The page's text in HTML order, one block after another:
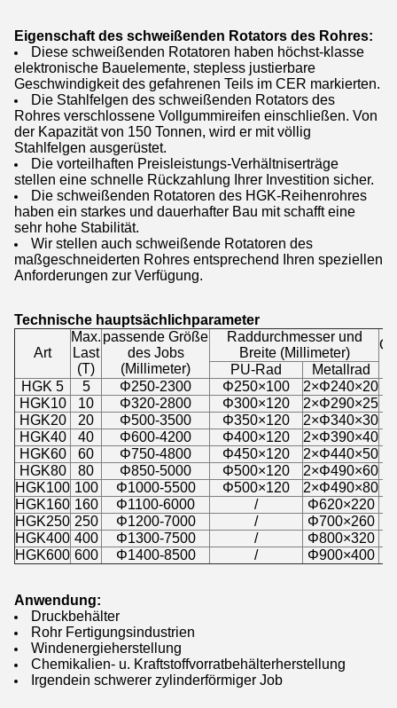
Eigenschaft des schweißenden Rotators des Rohres:
Diese schweißenden Rotatoren haben höchst-klasse
elektronische Bauelemente, stepless justierbare
Geschwindigkeit des gefahrenen Teils im CER markierten.
Die Stahlfelgen des schweißenden Rotators des
Rohres verschlossene Vollgummireifen einschließen. Von
der Kapazität von 150 Tonnen, wird er mit völlig
Stahlfelgen ausgerüstet.
Die vorteilhaften Preisleistungs-Verhältniserträge
stellen eine schnelle Rückzahlung Ihrer Investition sicher.
Die schweißenden Rotatoren des HGK-Reihenrohres
haben ein starkes und dauerhafter Bau mit schafft eine
sehr hohe Stabilität.
Wir stellen auch schweißende Rotatoren des
maßgeschneiderten Rohres entsprechend Ihren speziellen
Anforderungen zur Verfügung.
Technische hauptsächlichparameter
Art
Max.
Last
(T)
passende Größe
des Jobs
(Millimeter)
Raddurchmesser und
Breite (Millimeter)
PU-Rad
Metallrad
HGK 5
5 Φ250-2300 Φ250×100
2×Φ240×20
HGK10
10 Φ320-2800 Φ300×120
2×Φ290×25
HGK20
20 Φ500-3500 Φ350×120
2×Φ340×30
HGK40
40 Φ600-4200 Φ400×120
2×Φ390×40
HGK60
60 Φ750-4800 Φ450×120
2×Φ440×50
HGK80
80 Φ850-5000 Φ500×120
2×Φ490×60
HGK100 100 Φ1000-5500 Φ500×120
2×Φ490×80
HGK160 160 Φ1100-6000 /
Φ620×220
HGK250 250 Φ1200-7000 /
Φ700×260
HGK400 400 Φ1300-7500 /
Φ800×320
HGK600 600 Φ1400-8500 / Φ900×400
Anwendung:
Druckbehälter
Rohr Fertigungsindustrien
Windenergieherstellung
Chemikalien- u. Kraftstoffvorratbehälterherstellung
Irgendein schwerer zylinderförmiger Job